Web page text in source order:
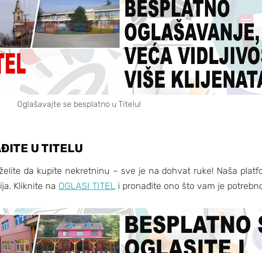
Oglašavajte se besplatno u Titelu!
U TITELU
da kupite nekretninu – sve je na dohvat ruke! Naša
Kliknite na OGLASI TITEL i pronađite ono što vam je